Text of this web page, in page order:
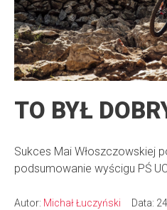
TO BYŁ
Sukces Mai Włoszczowskiej
podsumowanie wyścigu PŚ
Autor: Michał Łuczyński Data: